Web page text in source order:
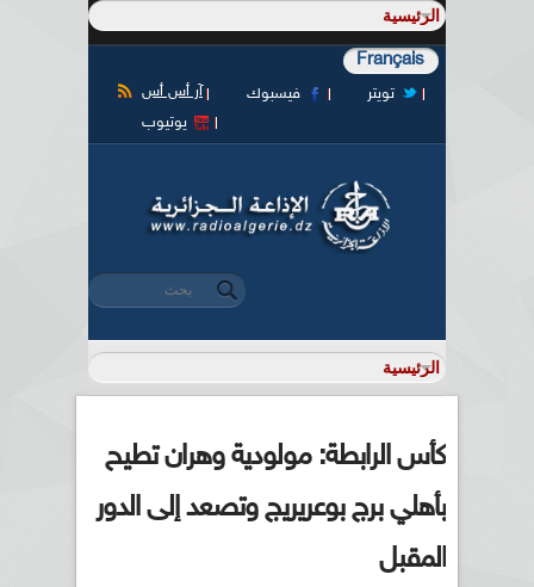
Français
آر أس أس فيسبوك
تويتر
يوتيوب
استمارة البحث
‏بحث ‏
كأس الرابطة: مولودية وهران تطيح
بأهلي برج بوعريريج وتصعد إلى الدور
المقبل